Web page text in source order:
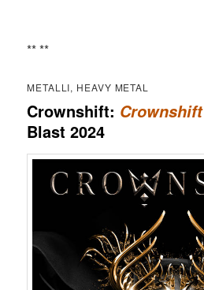
** **
METALLI, HEAVY METAL
Crownshift: Crownshift
Blast 2024